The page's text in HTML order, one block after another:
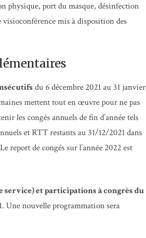
physique, port du masque, désinfection
mis à disposition des
du 6 décembre 2021 au 31 janvier
mettent tout en œuvre pour ne pas
les congés annuels de fin d’année tels
et RTT restants au 31/12/2021 dans
report de congés sur l’année 2022 est
et participations à congrès du
Une nouvelle programmation sera